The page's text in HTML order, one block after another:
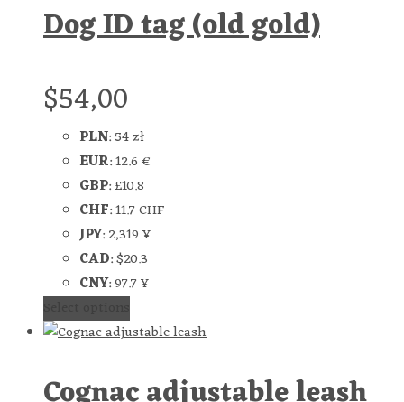
Dog ID tag (old gold)
$54,00
PLN:54 zł
EUR:12.6 €
GBP:£10.8
CHF:11.7 CHF
JPY:2,319 ¥
CAD:$20.3
CNY:97.7 ¥